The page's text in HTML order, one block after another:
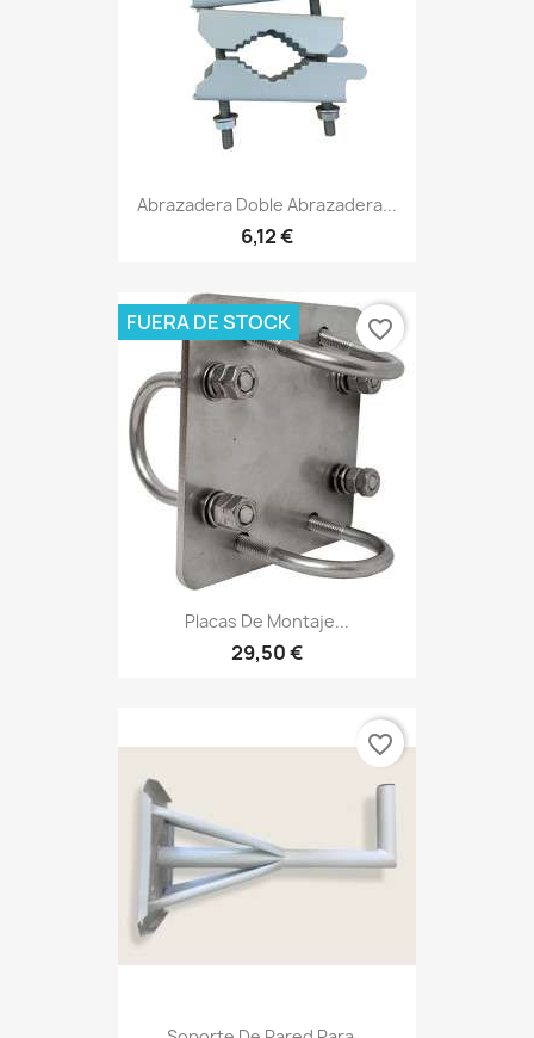
Abrazadera Doble Abrazadera...
6,12 €
Placas De Montaje...
29,50 €
FUERA DE STOCK favorite_border
favorite_border